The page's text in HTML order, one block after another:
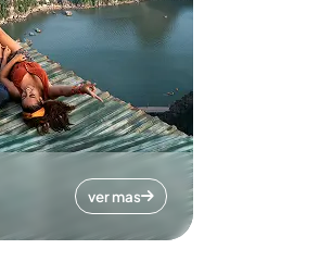
ver mas